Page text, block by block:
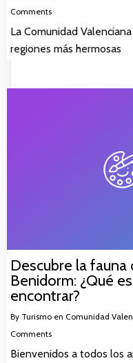
Comments
La Comunidad
regiones más hermosas
Descubre la fauna
Benidorm: ¿Qué
encontrar?
By Turismo en Comunidad
Comments
Bienvenidos a todos los